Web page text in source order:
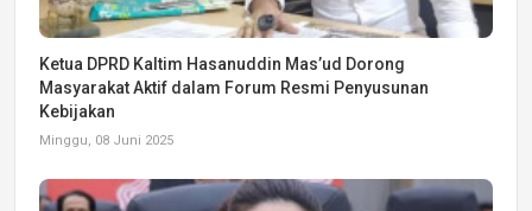
Ketua DPRD Kaltim Hasanuddin Mas’ud Dorong
Masyarakat Aktif dalam Forum Resmi Penyusunan
Kebijakan
Minggu, 08 Juni 2025